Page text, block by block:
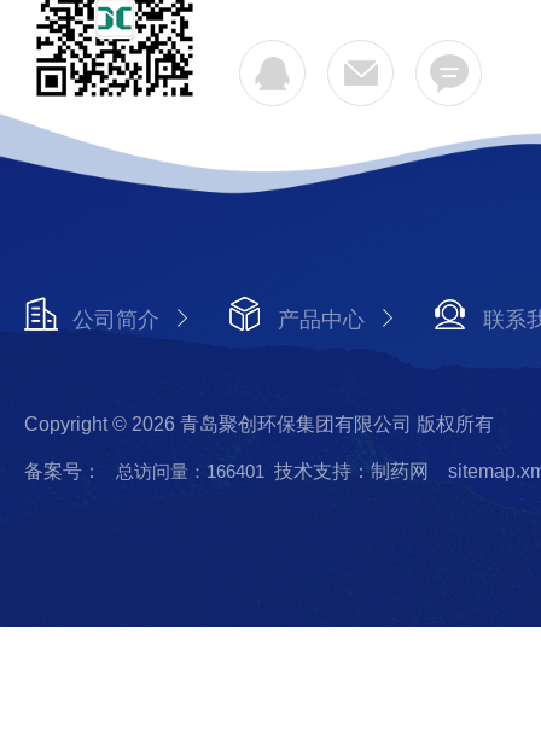
公司简介 产品中心 联系
Copyright © 2026 青岛聚创环保集团有限公司 版权所有
备案号： 总访问量：166401 技术支持：制药网